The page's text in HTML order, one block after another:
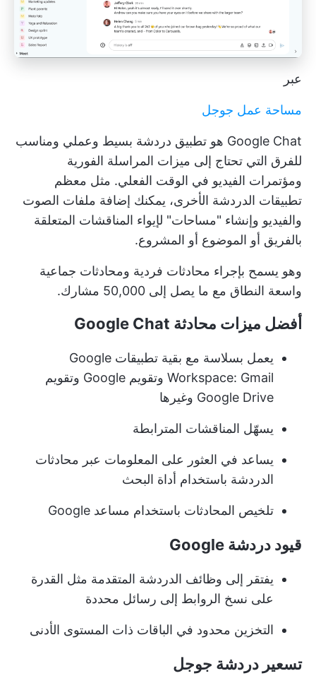
عبر
مساحة عمل جوجل
Google Chat هو تطبيق دردشة بسيط وعملي ومناسب
للفرق التي تحتاج إلى ميزات المراسلة الفورية
ومؤتمرات الفيديو في الوقت الفعلي. مثل معظم
تطبيقات الدردشة الأخرى، يمكنك إضافة ملفات الصوت
والفيديو وإنشاء "مساحات" لإيواء المناقشات المتعلقة
بالفريق أو الموضوع أو المشروع.
وهو يسمح بإجراء محادثات فردية ومحادثات جماعية
واسعة النطاق مع ما يصل إلى 50,000 مشارك.
أفضل ميزات محادثة Google Chat
يعمل بسلاسة مع بقية تطبيقات Google
Workspace: Gmail وتقويم Google وتقويم
Google Drive وغيرها
يسهّل المناقشات المترابطة
يساعد في العثور على المعلومات عبر محادثات
الدردشة باستخدام أداة البحث
تلخيص المحادثات باستخدام مساعد Google
قيود دردشة Google
يفتقر إلى وظائف الدردشة المتقدمة مثل القدرة
على نسخ الروابط إلى رسائل محددة
التخزين محدود في الباقات ذات المستوى الأدنى
تسعير دردشة جوجل